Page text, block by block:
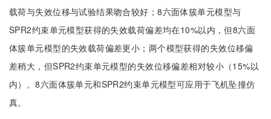
载荷与失效位移与试验结果吻合较好；8六面体簇单元模型与
SPR2约束单元模型获得的失效载荷偏差均在10%以内，但8六面
体簇单元模型的失效载荷偏差更小；两个模型获得的失效位移偏
差稍大，但SPR2约束单元模型的失效位移偏差相对较小（15%以
内）。8六面体簇单元和SPR2约束单元模型可应用于飞机坠撞仿
真。